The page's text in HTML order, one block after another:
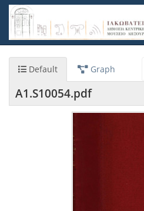
Παράκαμψη
προς
κυρίως
Default Graph
A1.S10054.pdf